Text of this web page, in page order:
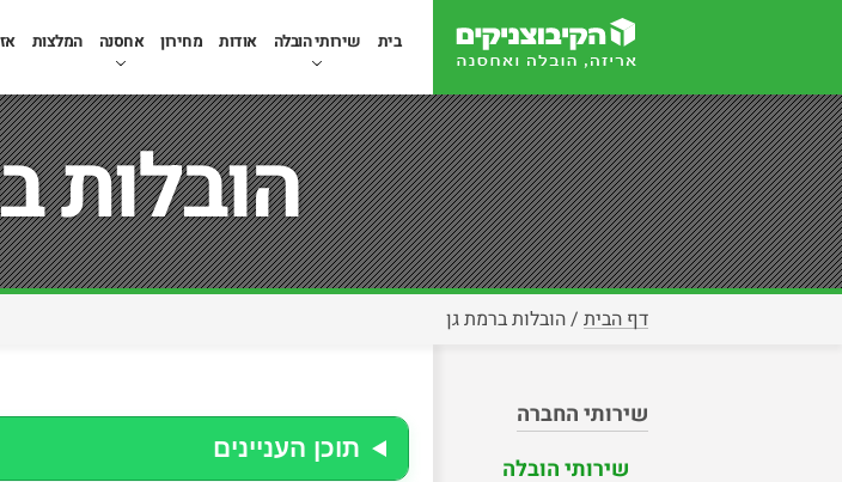
בית שירותי הובלה אודות מחירון אחסנה המלצות
הובלות
דף הבית /הובלות ברמת גן
תוכן העניינים
שירותי החברה
שירותי הובלה